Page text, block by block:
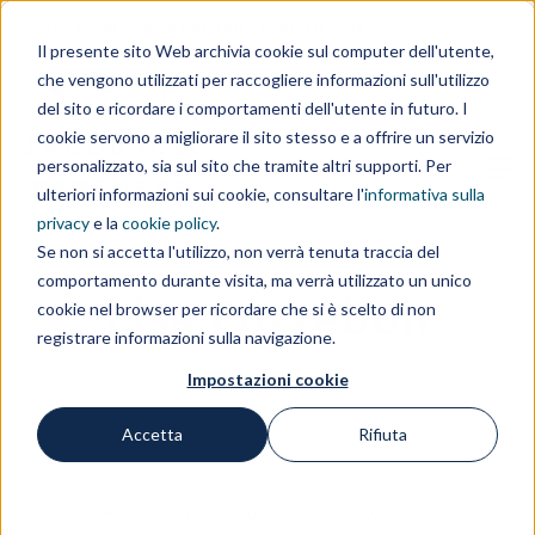
Il presente sito Web archivia cookie sul computer dell'utente,
che vengono utilizzati per raccogliere informazioni sull'utilizzo
del sito e ricordare i comportamenti dell'utente in futuro. I
cookie servono a migliorare il sito stesso e a offrire un servizio
personalizzato, sia sul sito che tramite altri supporti. Per
ulteriori informazioni sui cookie, consultare l'informativa sulla
privacye la cookie policy.
Se non si accetta l'utilizzo, non verrà tenuta traccia del
comportamento durante visita, ma verrà utilizzato un unico
cookie nel browser per ricordare che si è scelto di non
registrare informazioni sulla navigazione.
Impostazioni cookie
Accetta Rifiuta
IL GRUPPO
Lisa Pozzebon